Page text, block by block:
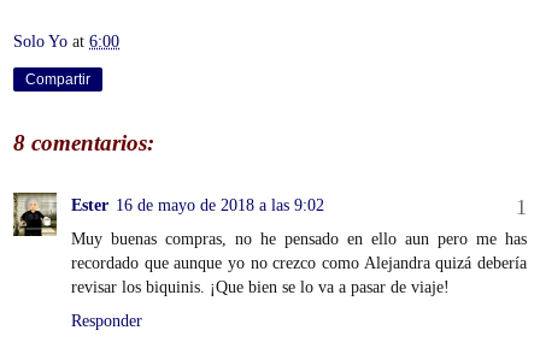
Solo Yo at 6:00
Compartir
8 comentarios:
Ester 16 de mayo de 2018 a las 9:02
Muy buenas compras, no he pensado en ello aun pero me has
recordado que aunque yo no crezco como Alejandra quizá debería
revisar los biquinis. ¡Que bien se lo va a pasar de viaje!
Responder